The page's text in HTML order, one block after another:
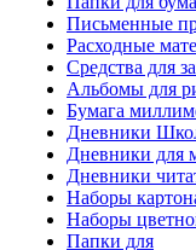
Письменные
Расходные
Средства для
Альбомы для
Бумага
Дневники
Дневники для
Дневники
Наборы
Наборы
Папки для